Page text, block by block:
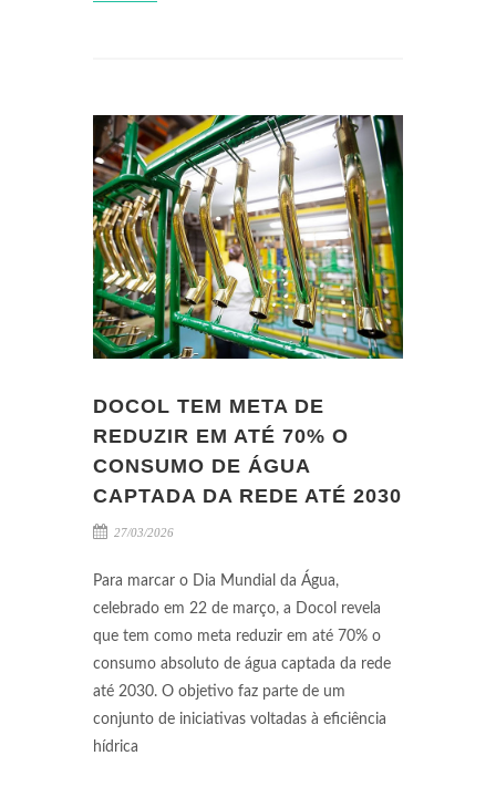
DOCOL TEM META DE
REDUZIR EM ATÉ 70% O
CONSUMO DE ÁGUA
CAPTADA DA REDE ATÉ 2030
27/03/2026
Para marcar o Dia Mundial da Água,
celebrado em 22 de março, a Docol revela
que tem como meta reduzir em até 70% o
consumo absoluto de água captada da rede
até 2030. O objetivo faz parte de um
conjunto de iniciativas voltadas à eficiência
hídrica